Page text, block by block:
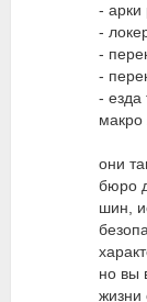
-
-
-
-
- езда
макро
они
бюро
шин,
но вы
жизни